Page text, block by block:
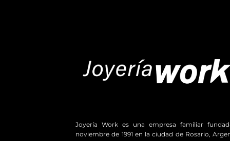
Joyería Work es una empresa familiar
noviembre de 1991 en la ciudad de Rosario,